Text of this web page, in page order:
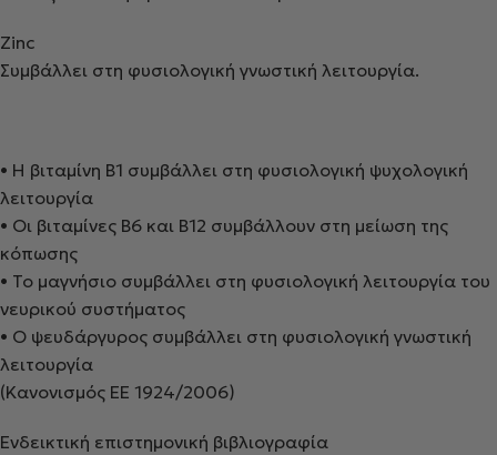
Zinc
Συμβάλλει στη φυσιολογική γνωστική λειτουργία.
• Η βιταμίνη Β1 συμβάλλει στη φυσιολογική ψυχολογική
λειτουργία
• Οι βιταμίνες Β6 και Β12 συμβάλλουν στη μείωση της
κόπωσης
• Το μαγνήσιο συμβάλλει στη φυσιολογική λειτουργία του
νευρικού συστήματος
• Ο ψευδάργυρος συμβάλλει στη φυσιολογική γνωστική
λειτουργία
(Κανονισμός ΕΕ 1924/2006)
Ενδεικτική επιστημονική βιβλιογραφία